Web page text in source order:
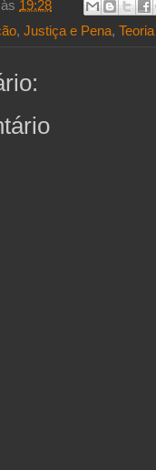
às 19:28
, Justiça e Pena,